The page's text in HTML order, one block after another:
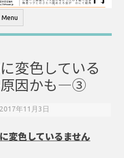
Menu
変色している
原因かも―③
2017年11月3日
変色しているません